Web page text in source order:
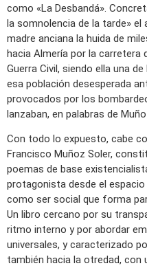
como «La Desbandá».
la somnolencia de la tarde»
madre anciana la huida de
hacia Almería por la carretera
Guerra Civil, siendo ella una
esa población desesperada
provocados por los
lanzaban, en palabras de
Con todo lo expuesto, cabe
Francisco Muñoz Soler,
poemas de base
protagonista desde el
como ser social que forma
Un libro cercano por su
ritmo interno y por abordar
universales, y caracterizado
también hacia la otredad,